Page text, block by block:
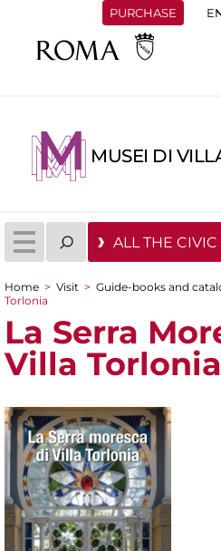
PURCHASE
MUSEI DI
ALL THE
You are here
Home > Visit > Guide-books and
Torlonia
La Serra
Villa Torlonia